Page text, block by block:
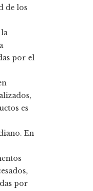
de los
por el
es
En
por